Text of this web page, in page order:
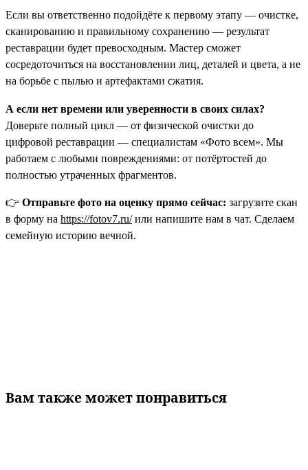
Если вы ответственно подойдёте к первому этапу — очистке,
сканированию и правильному сохранению — результат
реставрации будет превосходным. Мастер сможет
сосредоточиться на восстановлении лиц, деталей и цвета, а не
на борьбе с пылью и артефактами сжатия.
А если нет времени или уверенности в своих силах?
Доверьте полный цикл — от физической очистки до
цифровой реставрации — специалистам «Фото всем». Мы
работаем с любыми повреждениями: от потёртостей до
полностью утраченных фрагментов.
👉 Отправьте фото на оценку прямо сейчас: загрузите скан
в форму на https://fotov7.ru/или напишите нам в чат. Сделаем
семейную историю вечной.
Вам также может понравиться